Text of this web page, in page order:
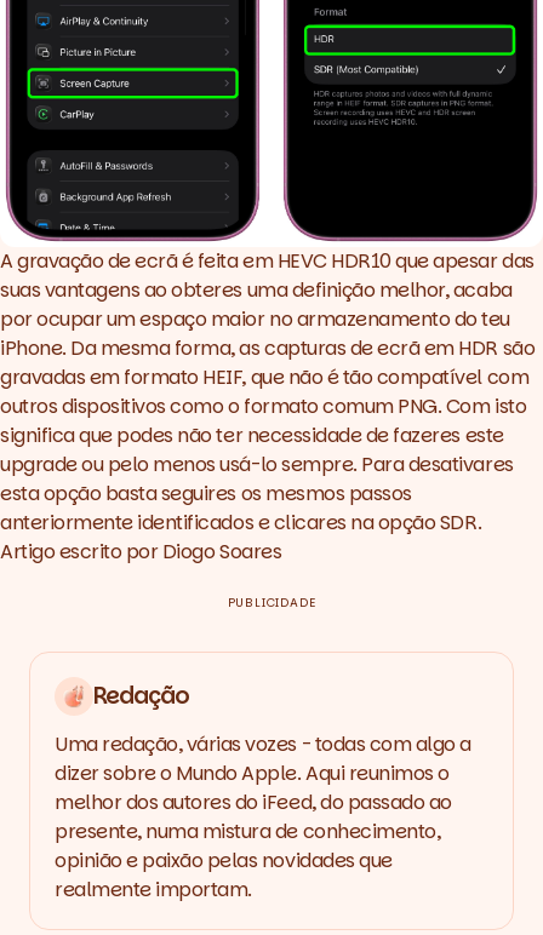
A gravação de ecrã é feita em HEVC HDR10 que apesar das
suas vantagens ao obteres uma definição melhor, acaba
por ocupar um espaço maior no armazenamento do teu
iPhone. Da mesma forma, as capturas de ecrã em HDR são
gravadas em formato HEIF, que não é tão compatível com
outros dispositivos como o formato comum PNG. Com isto
significa que podes não ter necessidade de fazeres este
upgrade ou pelo menos usá-lo sempre. Para desativares
esta opção basta seguires os mesmos passos
anteriormente identificados e clicares na opção SDR.
Artigo escrito porDiogo Soares
PUBLICIDADE
Redação
Uma redação, várias vozes - todas com algo a
dizer sobre o Mundo Apple. Aqui reunimos o
melhor dos autores do iFeed, do passado ao
presente, numa mistura de conhecimento,
opinião e paixão pelas novidades que
realmente importam.